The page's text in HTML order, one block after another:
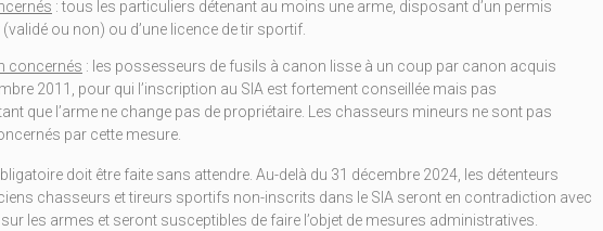
: tous les particuliers détenant au moins une arme, disposant d’un permis
ou non) ou d’une licence de tir sportif.
concernés : les possesseurs de fusils à canon lisse à un coup par canon acquis
2011, pour qui l’inscription au SIA est fortement conseillée mais pas
que l’arme ne change pas de propriétaire. Les chasseurs mineurs ne sont pas
par cette mesure.
doit être faite sans attendre. Au-delà du 31 décembre 2024, les détenteurs
chasseurs et tireurs sportifs non-inscrits dans le SIA seront en contradiction avec
les armes et seront susceptibles de faire l’objet de mesures administratives.